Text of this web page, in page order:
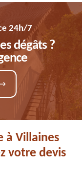
24h/7
dégâts ?
à Villaines
votre devis